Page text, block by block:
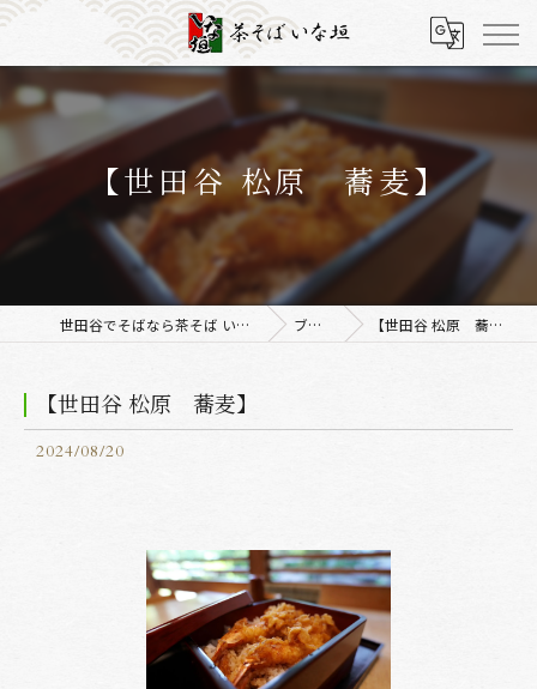
【世田谷 松原 蕎麦】
世田谷でそばなら茶そば いな垣 ブログ 【世田谷 松原 蕎麦】
【世田谷 松原 蕎麦】
2024/08/20